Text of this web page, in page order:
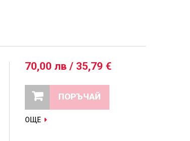
70,00 лв / 35,79 €
ПОРЪЧАЙ
ОЩЕ